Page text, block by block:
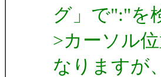
グ」で":"を
>カーソル
なりますが